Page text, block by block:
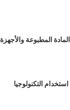
المادة المطبوعة والأجهزة
استخدام التكنولوجيا